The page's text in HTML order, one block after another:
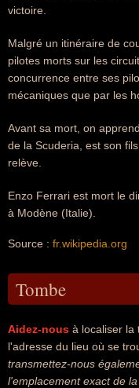
victoire.
Malgré un itinéraire de
pilotes morts sur les
concurrence entre ses
mécaniques que par les
Avant sa mort, on
de la Scuderia, est son
relève.
Enzo Ferrari est mort le
à Modène (Italie).
Source : fr.wikipedia.org
Tombe
Aidez-nous à localiser la
l'adresse du lieu où se
transmettez-nous
l'emplacement exact de